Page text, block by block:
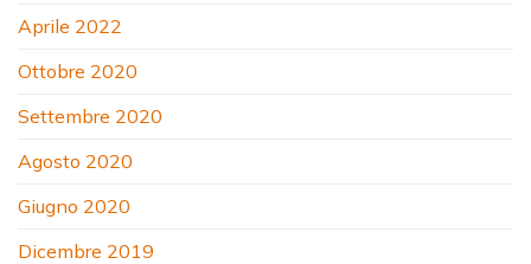
Aprile 2022
Ottobre 2020
Settembre 2020
Agosto 2020
Giugno 2020
Dicembre 2019